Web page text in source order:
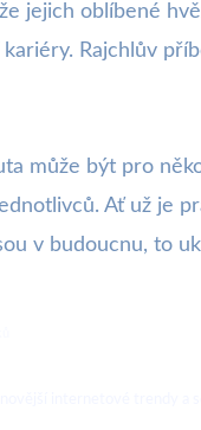
jejich oblíbené
Rajchlův
může být pro
Ať už je
v budoucnu, to